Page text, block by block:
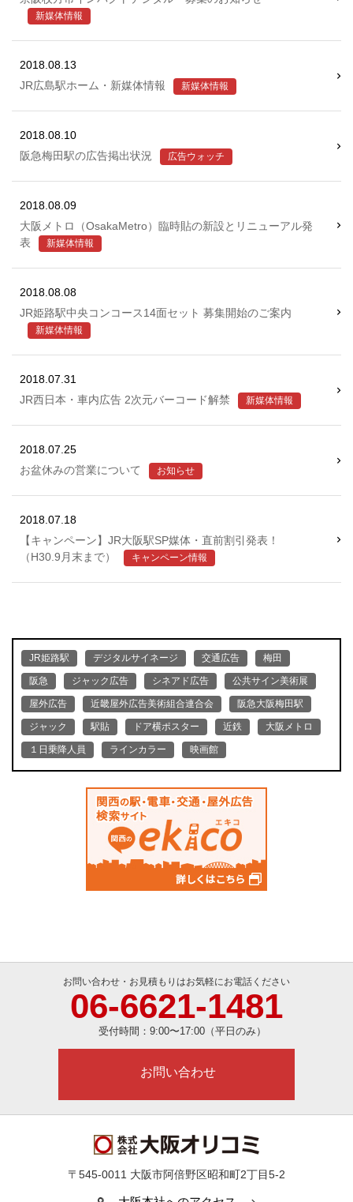
新媒体情報
2018.08.13
JR広島駅ホーム・新媒体情報
新媒体情報
2018.08.10
阪急梅田駅の広告掲出状況
広告ウォッチ
2018.08.09
大阪メトロ（OsakaMetro）臨時貼の新設とリニューアル発
表
新媒体情報
2018.08.08
JR姫路駅中央コンコース14面セット 募集開始のご案内
新媒体情報
2018.07.31
JR西日本・車内広告 2次元バーコード解禁
新媒体情報
2018.07.25
お盆休みの営業について
お知らせ
2018.07.18
【キャンペーン】JR大阪駅SP媒体・直前割引発表！
（H30.9月末まで）
キャンペーン情報
JR姫路駅 デジタルサイネージ 交通広告 梅田
阪急 ジャック広告 シネアド広告 公共サイン美術展
屋外広告 近畿屋外広告美術組合連合会 阪急大阪梅田駅
ジャック 駅貼 ドア横ポスター 近鉄 大阪メトロ
１日乗降人員 ラインカラー 映画館
お問い合わせ・お見積もりはお気軽にお電話ください
06-6621-1481
受付時間： 9:00〜17:00（平日のみ）
お問い合わせ
〒545-0011 大阪市阿倍野区昭和町2丁目5-2